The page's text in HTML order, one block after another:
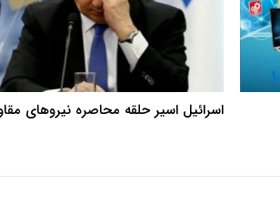
اسرائیل اسیر حلقه محاصره نیروهای